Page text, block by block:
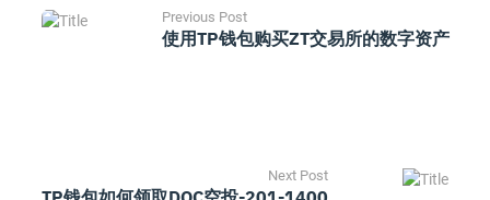
Previous Post
使用TP钱包购买ZT交易所的数字资产
Next Post